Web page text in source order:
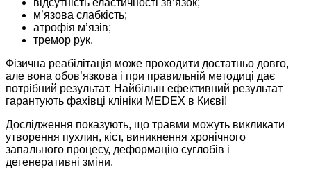
м’язова слабкість;
атрофія м’язів;
тремор рук.
Фізична реабілітація може проходити достатньо довго,
але вона обов’язкова і при правильній методиці дає
потрібний результат. Найбільш ефективний результат
гарантують фахівці клініки MEDEX в Києві!
Дослідження показують, що травми можуть викликати
утворення пухлин, кіст, виникнення хронічного
запального процесу, деформацію суглобів і
дегенеративні зміни.